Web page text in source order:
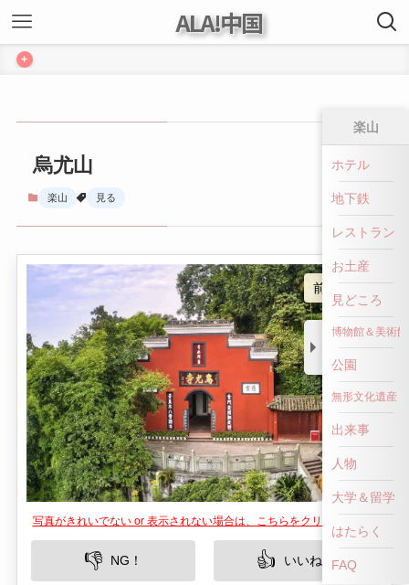
ALA!中国
+
烏尤山
楽山 見る
前へ戻る
写真がきれいでない or 表示されない場合は、こちらをクリックして！
👎 NG！ 👍 いいね！
楽山
ホテル
地下鉄
レストラン
お土産
見どころ
博物館＆美術館
公園
無形文化遺産
出来事
人物
大学＆留学
はたらく
FAQ